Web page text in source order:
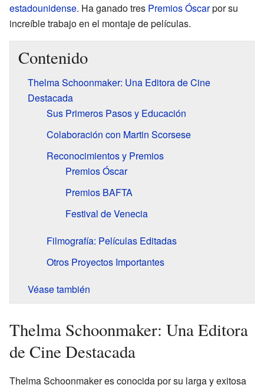
estadounidense. Ha ganado tres Premios Óscarpor su
increíble trabajo en el montaje de películas.
Contenido
Thelma Schoonmaker: Una Editora de Cine
Destacada
Sus Primeros Pasos y Educación
Colaboración con Martin Scorsese
Reconocimientos y Premios
Premios Óscar
Premios BAFTA
Festival de Venecia
Filmografía: Películas Editadas
Otros Proyectos Importantes
Véase también
Thelma Schoonmaker: Una Editora
de Cine Destacada
Thelma Schoonmaker es conocida por su larga y exitosa